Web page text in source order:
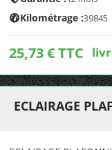
Kilométrage :39845
25,73 € TTC
ECLAIRAGE